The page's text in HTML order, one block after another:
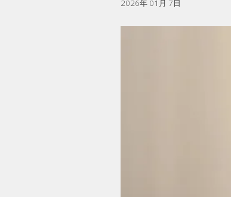
2026年 01月 7日